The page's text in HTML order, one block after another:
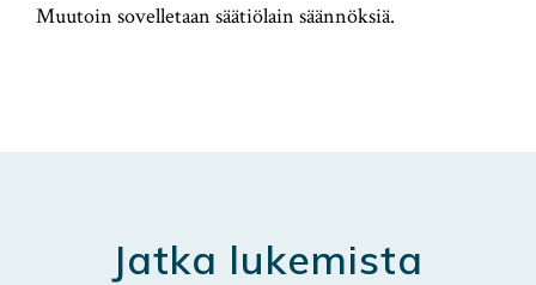
Muutoin sovelletaan säätiölain säännöksiä.
Jatka lukemista